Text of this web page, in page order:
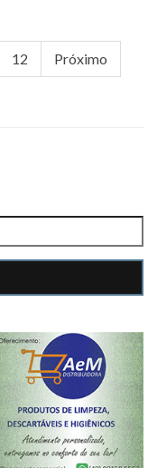
12 Próximo